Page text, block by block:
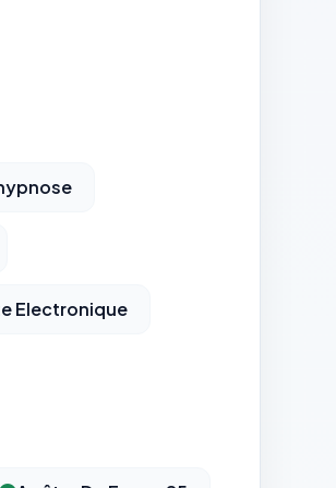
Electronique